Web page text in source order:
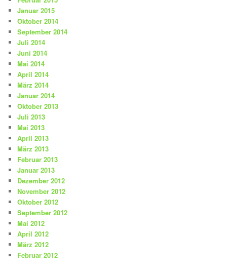
Januar 2015
Oktober 2014
September 2014
Juli 2014
Juni 2014
Mai 2014
April 2014
März 2014
Januar 2014
Oktober 2013
Juli 2013
Mai 2013
April 2013
März 2013
Februar 2013
Januar 2013
Dezember 2012
November 2012
Oktober 2012
September 2012
Mai 2012
April 2012
März 2012
Februar 2012